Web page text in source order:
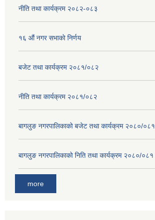
नीति तथा कार्यक्रम २०८२-०८३
१६ ‌औं नगर सभाकाे निर्णय
बजेट तथा कार्यक्रम २०८१/०८२
नीति तथा कार्यक्रम २०८१/०८२
बागलुङ नगरपालिकाको बजेट तथा कार्यक्रम २०८०/०८१
बागलुङ नगरपालिकाको निति तथा कार्यक्रम २०८०/०८१
more